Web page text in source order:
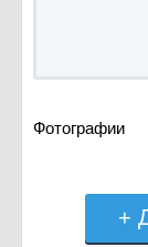
Фотографии
+